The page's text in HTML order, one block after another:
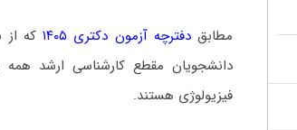
مطابقدفترچه آزمون دکتری ۱۴۰۵ که
دانشجویان مقطع کارشناسی ارشد
فیزیولوژی هستند.